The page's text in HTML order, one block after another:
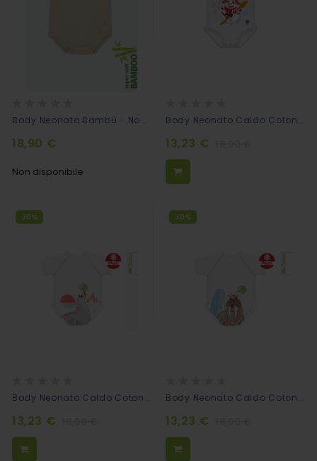
0% Body Neonato Bambù - Nocciola
18,90 €
Non disponibile
0% Body Neonato Caldo Cotone Bio - Pupazzo Di Neve
13,23 €
30%
0% Body Neonato Caldo Cotone Bio - Foca
13,23 €
30%
0% Body Neonato Caldo Cotone Bio - Tricheco
13,23 €